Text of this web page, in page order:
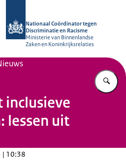
Nationaal Coördinator tegen
Discriminatie en Racisme
Ministerie van Binnenlandse
Zaken en Koninkrijksrelaties
inclusieve
lessen uit
10:38